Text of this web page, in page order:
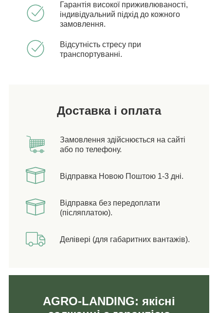
Гарантія високої приживлюваності,
індивідуальний підхід до кожного
замовлення.
Відсутність стресу при
транспортуванні.
Доставка і оплата
Замовлення здійснюється на сайті
або по телефону.
Відправка Новою Поштою 1-3 дні.
Відправка без передоплати
(післяплатою).
Делівері (для габаритних вантажів).
AGRO-LANDING: якісні